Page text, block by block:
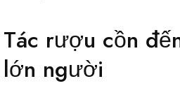
Tác rượu cồn
lớn người